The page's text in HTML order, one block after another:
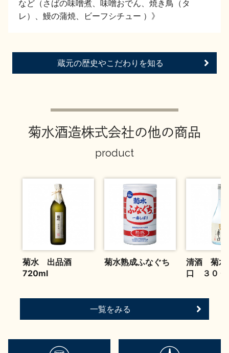
お問い合わせ
など（さばの味噌煮、味噌おでん、焼き鳥（タ
レ）、鰻の蒲焼、ビーフシチュー ）》
蔵元の歴史やこだわりを知る
菊水酒造株式会社の他の商品
product
菊水 出品酒
720ml
菊水熟成ふなぐち
清酒 菊水
口 ３００
一覧をみる